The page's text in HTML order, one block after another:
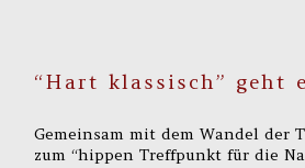
“Hart klassisch” geht
Gemeinsam mit dem Wandel der
zum “hippen Treffpunkt für die